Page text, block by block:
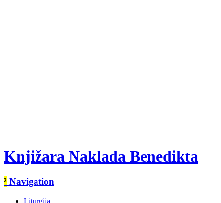
Knjižara Naklada Benedikta
² Navigation
Liturgija